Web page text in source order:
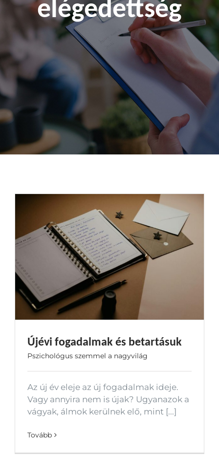
Kapcsolat
elégedettség
Újévi fogadalmak és betartásuk
Pszichológus szemmel a nagyvilág
Az új év eleje az új fogadalmak ideje.
Vagy annyira nem is újak? Ugyanazok a
vágyak, álmok kerülnek elő, mint [...]
Tovább